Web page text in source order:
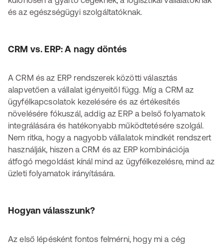
és az egészségügyi szolgáltatóknak.
CRM vs. ERP: A nagy döntés
A CRM és az ERP rendszerek közötti választás
alapvetően a vállalat igényeitől függ. Míg a CRM az
ügyfélkapcsolatok kezelésére és az értékesítés
növelésére fókuszál, addig az ERP a belső folyamatok
integrálására és hatékonyabb működtetésére szolgál.
Nem ritka, hogy a nagyobb vállalatok mindkét rendszert
használják, hiszen a CRM és az ERP kombinációja
átfogó megoldást kínál mind az ügyfélkezelésre, mind az
üzleti folyamatok irányítására.
Hogyan válasszunk?
Az első lépésként fontos felmérni, hogy mi a cég